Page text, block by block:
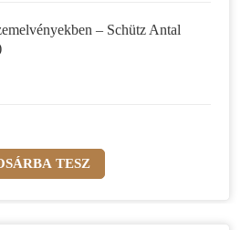
– Schütz Antal